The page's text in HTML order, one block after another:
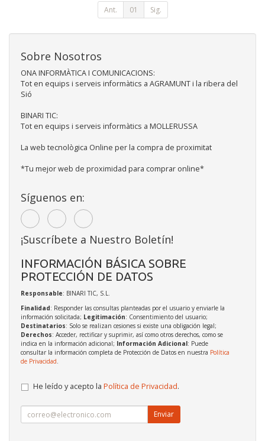
Ant. 01 Sig.
Sobre Nosotros
ONA INFORMÀTICA I COMUNICACIONS:
Tot en equips i serveis informàtics a AGRAMUNT i la ribera del
Sió
BINARI TIC:
Tot en equips i serveis informàtics a MOLLERUSSA
La web tecnològica Online per la compra de proximitat
*Tu mejor web de proximidad para comprar online*
Síguenos en:
¡Suscríbete a Nuestro Boletín!
INFORMACIÓN BÁSICA SOBRE
PROTECCIÓN DE DATOS
Responsable: BINARI TIC, S.L.
Finalidad: Responder las consultas planteadas por el usuario y enviarle la
información solicitada; Legitimación: Consentimiento del usuario;
Destinatarios: Solo se realizan cesiones si existe una obligación legal;
Derechos: Acceder, rectificar y suprimir, así como otros derechos, como se
indica en la información adicional; Información Adicional: Puede
consultar la información completa de Protección de Datos en nuestra Política
de Privacidad.
He leído y acepto la Política de Privacidad.
Enviar